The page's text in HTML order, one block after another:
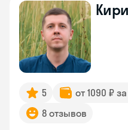
5 от 1090 ₽
8 отзывов